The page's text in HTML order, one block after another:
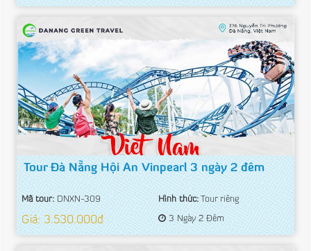
Tour Đà Nẵng Hội An Vinpearl 3 ngày 2 đêm
Mã tour:DNXN-309 Hình thức:Tour riêng
Giá: 3.530.000đ 3 Ngày 2 Đêm